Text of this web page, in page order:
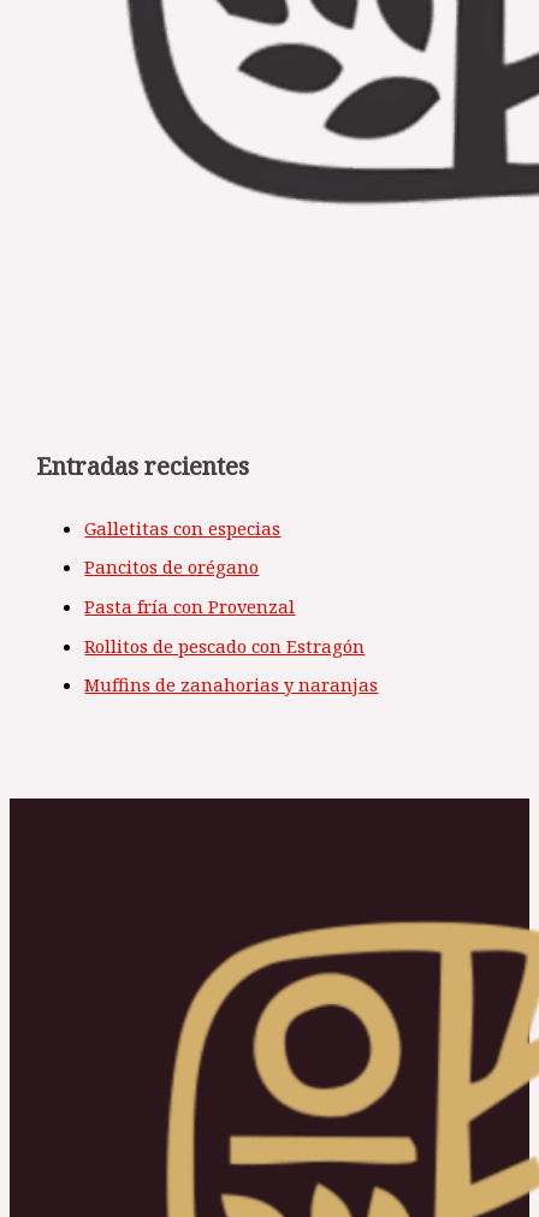
Entradas recientes
Galletitas con especias
Pancitos de orégano
Pasta fría con Provenzal
Rollitos de pescado con Estragón
Muffins de zanahorias y naranjas